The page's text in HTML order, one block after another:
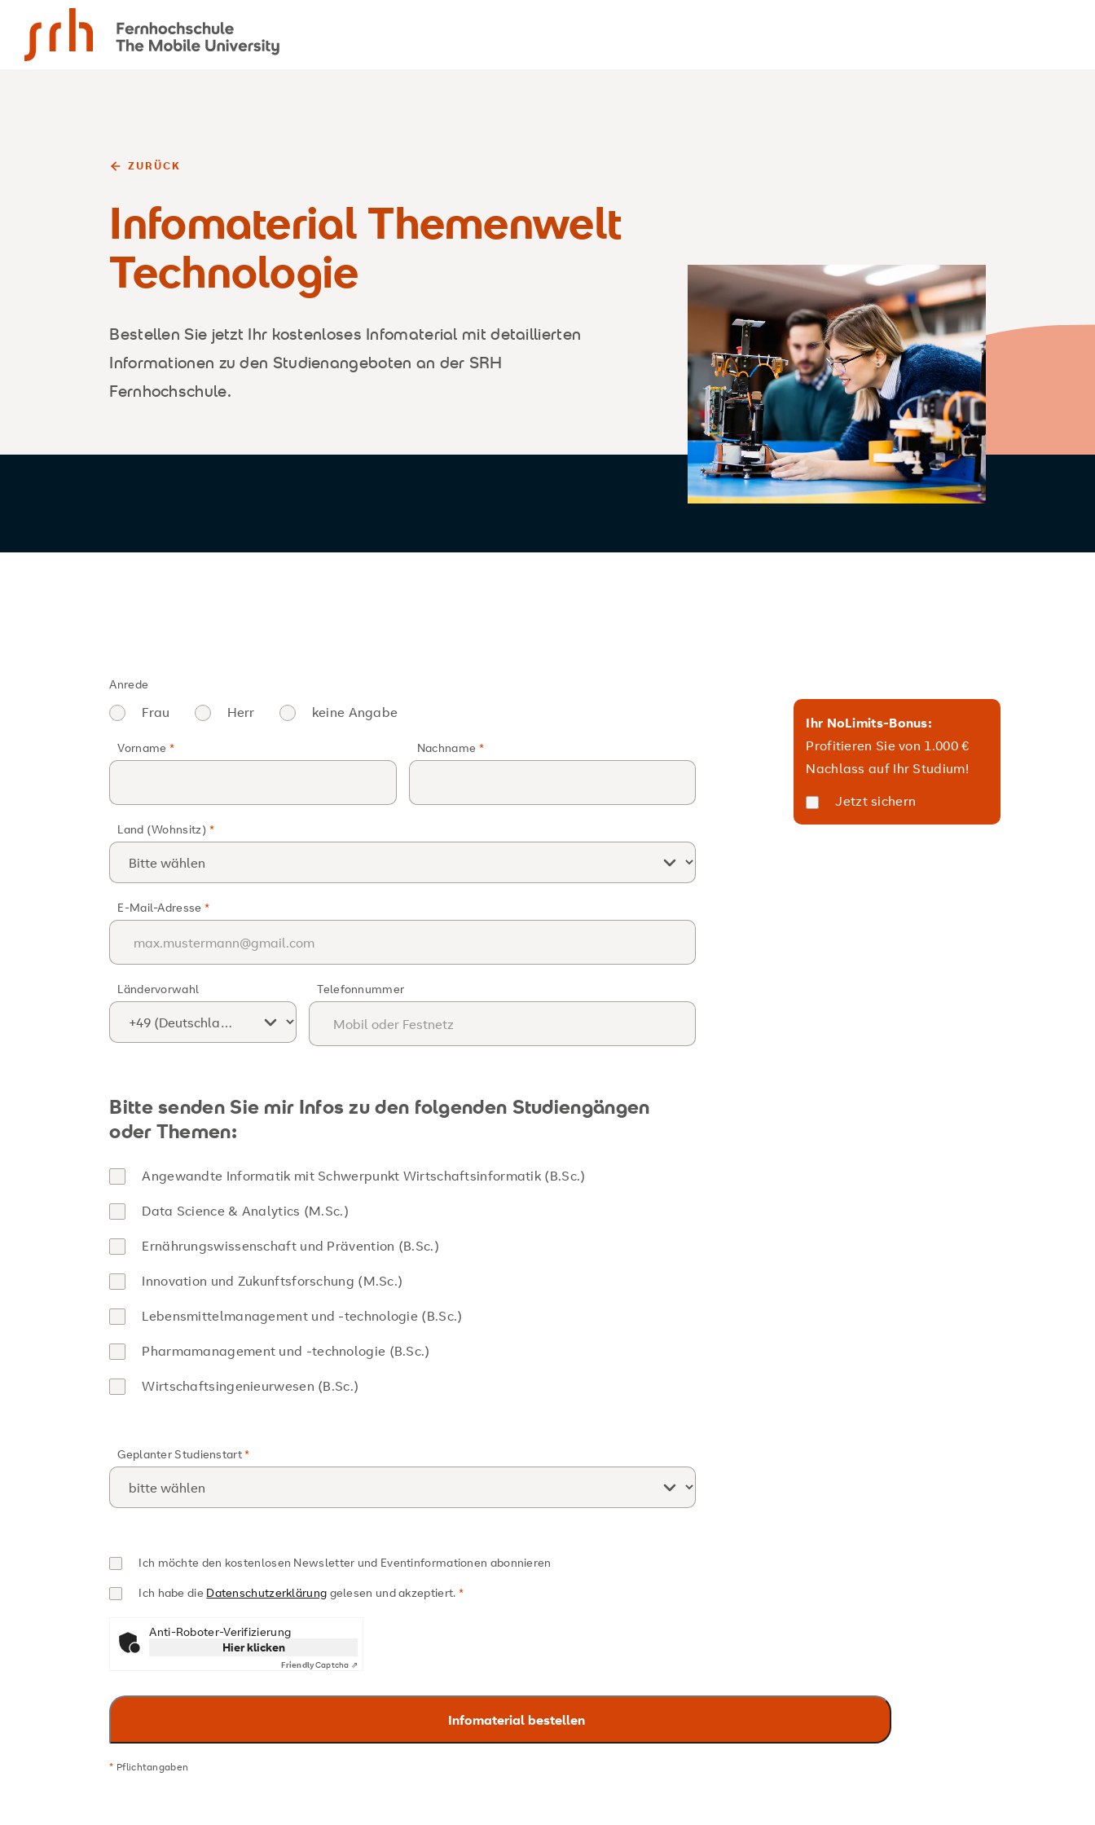
ZURÜCK
Infomaterial Themenwelt
Technologie
Bestellen Sie jetzt Ihr kostenloses Infomaterial mit detaillierten
Informationen zu den Studienangeboten an der SRH
Fernhochschule.
Anrede
Frau Herr keine Angabe
Vorname Nachname
Land (Wohnsitz)
E-Mail-Adresse
Ländervorwahl Telefonnummer
Bitte senden Sie mir Infos zu den folgenden Studiengängen
oder Themen:
Angewandte Informatik mit Schwerpunkt Wirtschaftsinformatik (B.Sc.)
Data Science & Analytics (M.Sc.)
Ernährungswissenschaft und Prävention (B.Sc.)
Innovation und Zukunftsforschung (M.Sc.)
Lebensmittelmanagement und -technologie (B.Sc.)
Pharmamanagement und -technologie (B.Sc.)
Wirtschaftsingenieurwesen (B.Sc.)
Geplanter Studienstart
Ich möchte den kostenlosen Newsletter und Eventinformationen abonnieren
Ich habe die Datenschutzerklärung gelesen und akzeptiert.
Ihr NoLimits-Bonus:
Profitieren Sie von 1.000 €
Nachlass auf Ihr Studium!
Jetzt sichern
Anti-Roboter-Verifizierung
Hier klicken
FriendlyCaptcha ⇗
* Pflichtangaben